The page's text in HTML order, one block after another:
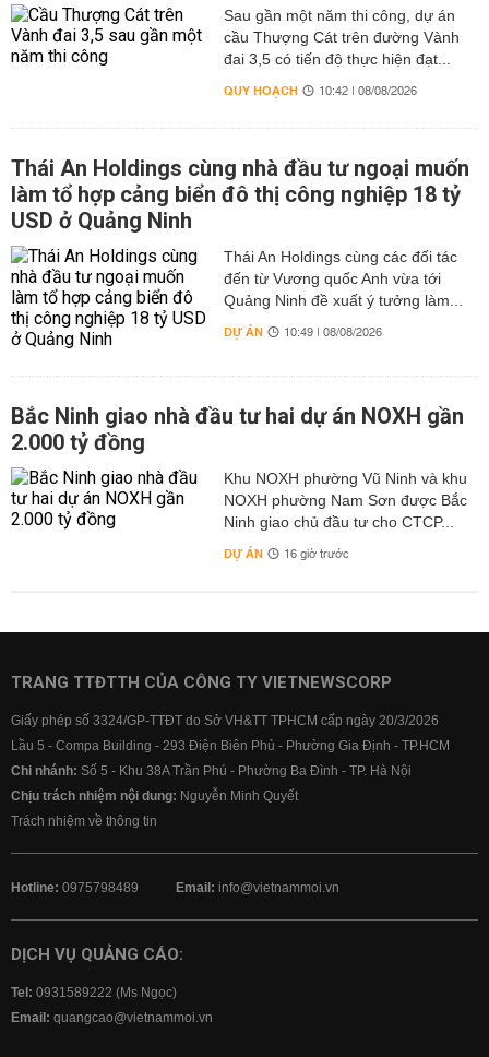
Sau gần một năm thi công, dự án
cầu Thượng Cát trên đường Vành
đai 3,5 có tiến độ thực hiện đạt...
QUY HOẠCH 10:42 | 08/08/2026
Thái An Holdings cùng nhà đầu tư ngoại muốn
làm tổ hợp cảng biển đô thị công nghiệp 18 tỷ
USD ở Quảng Ninh
Thái An Holdings cùng các đối tác
đến từ Vương quốc Anh vừa tới
Quảng Ninh đề xuất ý tưởng làm...
DỰ ÁN 10:49 | 08/08/2026
Bắc Ninh giao nhà đầu tư hai dự án NOXH gần
2.000 tỷ đồng
Khu NOXH phường Vũ Ninh và khu
NOXH phường Nam Sơn được Bắc
Ninh giao chủ đầu tư cho CTCP...
DỰ ÁN 16 giờ trước
TRANG TTĐTTH CỦA CÔNG TY VIETNEWSCORP
Giấy phép số 3324/GP-TTĐT do Sở VH&TT TPHCM cấp ngày 20/3/2026
Lầu 5 - Compa Building - 293 Điện Biên Phủ - Phường Gia Định - TP.HCM
Chi nhánh: Số 5 - Khu 38A Trần Phú - Phường Ba Đình - TP. Hà Nội
Chịu trách nhiệm nội dung: Nguyễn Minh Quyết
Trách nhiệm về thông tin
Hotline: 0975798489 Email: info@vietnammoi.vn
DỊCH VỤ QUẢNG CÁO:
Tel: 0931589222 (Ms Ngọc)
Email: quangcao@vietnammoi.vn